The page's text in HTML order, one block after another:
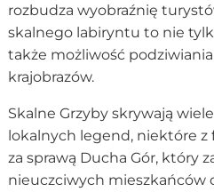
rozbudza wyobraźnię
skalnego labiryntu to nie
także możliwość podziwiania
krajobrazów.
Skalne Grzyby skrywają
lokalnych legend, niektóre z
za sprawą Ducha Gór, który
nieuczciwych mieszkańców